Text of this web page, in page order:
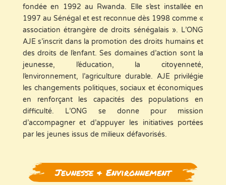
fondée en 1992 au Rwanda. Elle s’est installée en
1997 au Sénégal et est reconnue dès 1998 comme «
association étrangère de droits sénégalais ». L’ONG
AJE s’inscrit dans la promotion des droits humains et
des droits de l’enfant. Ses domaines d’action sont la
jeunesse, l’éducation, la citoyenneté,
l’environnement, l’agriculture durable. AJE privilégie
les changements politiques, sociaux et économiques
en renforçant les capacités des populations en
difficulté. L’ONG se donne pour mission
d’accompagner et d’appuyer les initiatives portées
par les jeunes issus de milieux défavorisés.
Jeunesse & Environnement